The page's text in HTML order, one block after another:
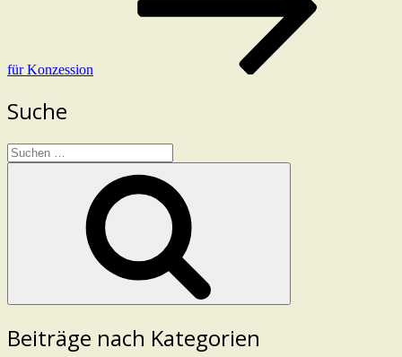
für Konzession
Suche
Suchen
nach:
Beiträge nach Kategorien